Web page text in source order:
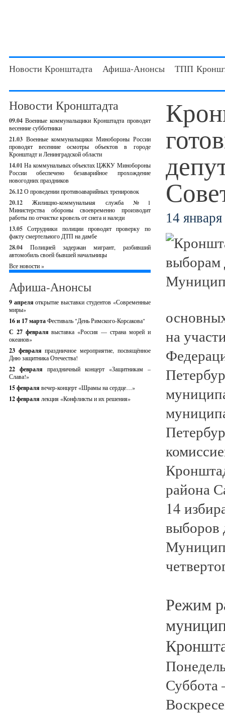
Новости Кронштадта Афиша-Анонсы ТПП
Новости Кронштадта
09.04 Военные коммунальщики Кронштадта проводят
весенние субботники
21.03 Военные коммунальщики Минобороны России
проводят весенние осмотры объектов в городе
Кронштадт и Ленинградской области
14.01 На коммунальных объектах ЦЖКУ Минобороны
России обеспечено безаварийное прохождение
новогодних праздников
26.12О проведении противоаварийных тренировок
20.12
Жилищно-коммунальная служба №1
Министерства обороны своевременно производит
работы по отчистке кровель от снега и наледи
13.05 Сотрудники полиции проводят проверку по
факту смертельного ДТП на дамбе
28.04
Полицией задержан мигрант, разбивший
автомобиль своей бывшей начальницы
Все новости »
Афиша-Анонсы
9 апреляоткрытие выставки студентов «Современные
миры»
16 и 17 мартаФестиваль "День Римского-Корсакова"
С 27 февралявыставка «Россия — страна морей и
океанов»
23 февраляпраздничное мероприятие, посвящённое
Дню защитника Отечества!
22 февраля праздничный концерт «Защитникам –
Слава!»
15 февраля вечер-концерт «Шрамы на сердце…»
12 февраля лекция «Конфликты и их решения»
14
на
района
14
выборов
Режим
Суббота